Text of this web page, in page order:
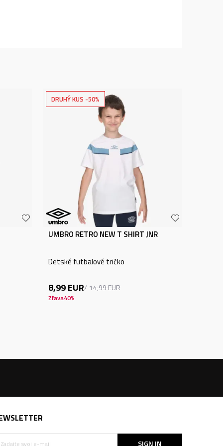
DRUHÝ KUS -50%
UMBRO RETRO NEW T SHIRT JNR
Detské futbalové tričko
8,99EUR 14,99EUR
Zľava40%
SIGN IN